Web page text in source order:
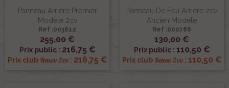
Panneau Arrière Premier
Modèle 2cv
Ref :003612
255,00 €
Prix public : 216,75 €
Prix club Renov 2cv: 216,75 €
Panneau De Feu Arriere 2cv
Ancien Modele
Ref :000786
130,00 €
Prix public : 110,50 €
Prix club Renov 2cv: 110,50 €